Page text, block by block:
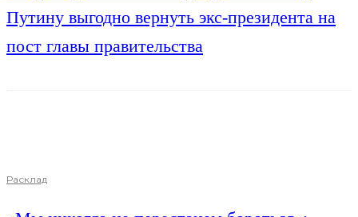
Путину выгодно вернуть экс-президента на
пост главы правительства
Расклад